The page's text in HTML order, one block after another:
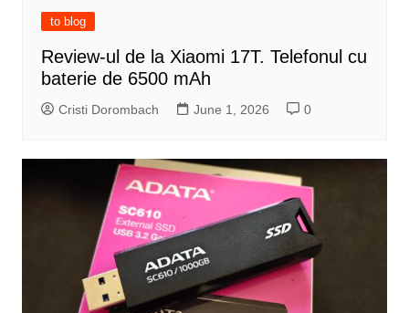
to blog
Review-ul de la Xiaomi 17T. Telefonul cu
baterie de 6500 mAh
Cristi Dorombach June 1, 2026 0